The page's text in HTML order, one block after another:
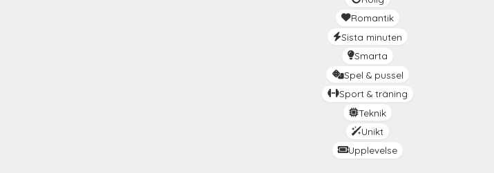
Romantik
Sista minuten
Smarta
Spel & pussel
Sport & träning
Teknik
Unikt
Upplevelse